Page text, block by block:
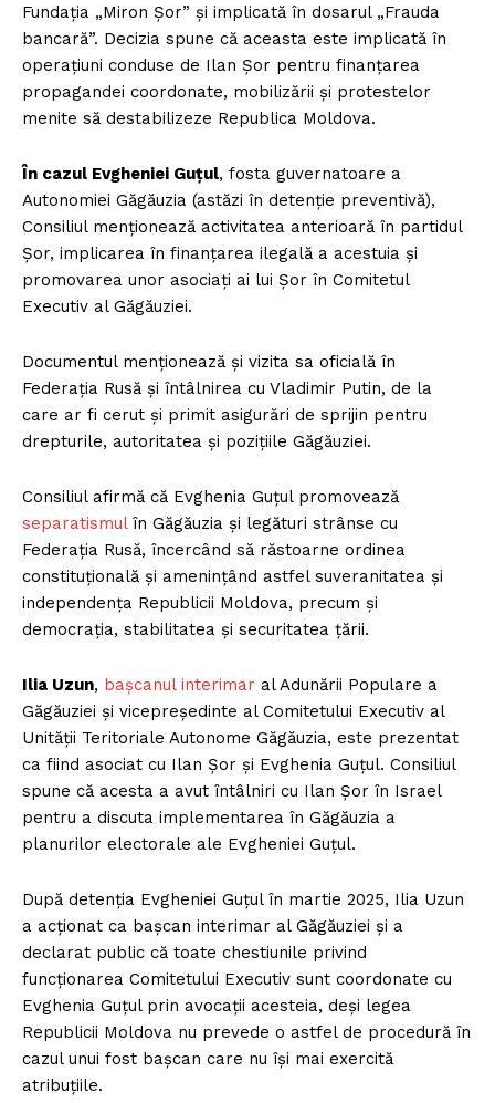
Fundația „Miron Șor” și implicată în dosarul „Frauda
bancară”. Decizia spune că aceasta este implicată în
operațiuni conduse de Ilan Șor pentru finanțarea
propagandei coordonate, mobilizării și protestelor
menite să destabilizeze Republica Moldova.
În cazul Evgheniei Guțul, fosta guvernatoare a
Autonomiei Găgăuzia (astăzi în detenție preventivă),
Consiliul menționează activitatea anterioară în partidul
Șor, implicarea în finanțarea ilegală a acestuia și
promovarea unor asociați ai lui Șor în Comitetul
Executiv al Găgăuziei.
Documentul menționează și vizita sa oficială în
Federația Rusă și întâlnirea cu Vladimir Putin, de la
care ar fi cerut și primit asigurări de sprijin pentru
drepturile, autoritatea și pozițiile Găgăuziei.
Consiliul afirmă că Evghenia Guțul promovează
separatismulîn Găgăuzia și legături strânse cu
Federația Rusă, încercând să răstoarne ordinea
constituțională și amenințând astfel suveranitatea și
independența Republicii Moldova, precum și
democrația, stabilitatea și securitatea țării.
Ilia Uzun, bașcanul interimar al Adunării Populare a
Găgăuziei și vicepreședinte al Comitetului Executiv al
Unității Teritoriale Autonome Găgăuzia, este prezentat
ca fiind asociat cu Ilan Șor și Evghenia Guțul. Consiliul
spune că acesta a avut întâlniri cu Ilan Șor în Israel
pentru a discuta implementarea în Găgăuzia a
planurilor electorale ale Evgheniei Guțul.
După detenția Evgheniei Guțul în martie 2025, Ilia Uzun
a acționat ca bașcan interimar al Găgăuziei și a
declarat public că toate chestiunile privind
funcționarea Comitetului Executiv sunt coordonate cu
Evghenia Guțul prin avocații acesteia, deși legea
Republicii Moldova nu prevede o astfel de procedură în
cazul unui fost bașcan care nu își mai exercită
atribuțiile.